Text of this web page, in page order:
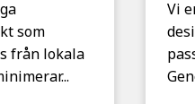
som
från lokala
Vi